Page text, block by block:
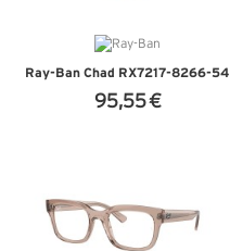
Ray-Ban Chad RX7217-8266-54
95,55 €